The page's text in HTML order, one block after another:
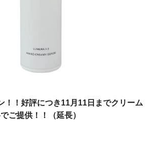
！！好評につき11月11日までクリーム
ご提供！！（延長）